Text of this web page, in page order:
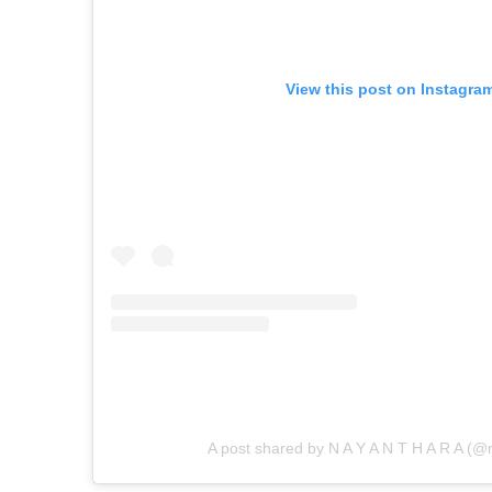
View this post on
A post shared by N A Y A N T H A R A